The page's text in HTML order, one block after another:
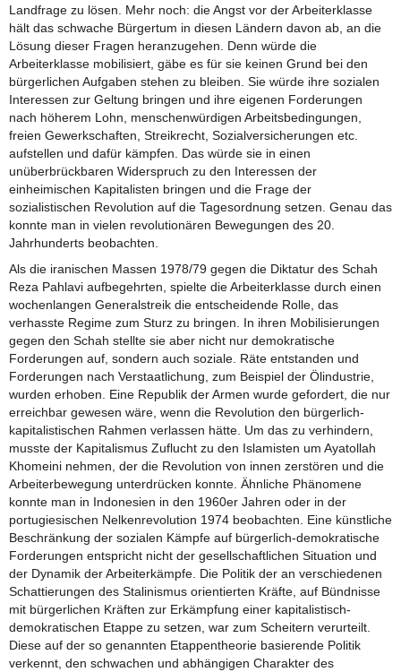
Landfrage zu lösen. Mehr noch: die Angst vor der Arbeiterklasse
hält das schwache Bürgertum in diesen Ländern davon ab, an die
Lösung dieser Fragen heranzugehen. Denn würde die
Arbeiterklasse mobilisiert, gäbe es für sie keinen Grund bei den
bürgerlichen Aufgaben stehen zu bleiben. Sie würde ihre sozialen
Interessen zur Geltung bringen und ihre eigenen Forderungen
nach höherem Lohn, menschenwürdigen Arbeitsbedingungen,
freien Gewerkschaften, Streikrecht, Sozialversicherungen etc.
aufstellen und dafür kämpfen. Das würde sie in einen
unüberbrückbaren Widerspruch zu den Interessen der
einheimischen Kapitalisten bringen und die Frage der
sozialistischen Revolution auf die Tagesordnung setzen. Genau das
konnte man in vielen revolutionären Bewegungen des 20.
Jahrhunderts beobachten.
Als die iranischen Massen 1978/79 gegen die Diktatur des Schah
Reza Pahlavi aufbegehrten, spielte die Arbeiterklasse durch einen
wochenlangen Generalstreik die entscheidende Rolle, das
verhasste Regime zum Sturz zu bringen. In ihren Mobilisierungen
gegen den Schah stellte sie aber nicht nur demokratische
Forderungen auf, sondern auch soziale. Räte entstanden und
Forderungen nach Verstaatlichung, zum Beispiel der Ölindustrie,
wurden erhoben. Eine Republik der Armen wurde gefordert, die nur
erreichbar gewesen wäre, wenn die Revolution den bürgerlich-
kapitalistischen Rahmen verlassen hätte. Um das zu verhindern,
musste der Kapitalismus Zuflucht zu den Islamisten um Ayatollah
Khomeini nehmen, der die Revolution von innen zerstören und die
Arbeiterbewegung unterdrücken konnte. Ähnliche Phänomene
konnte man in Indonesien in den 1960er Jahren oder in der
portugiesischen Nelkenrevolution 1974 beobachten. Eine künstliche
Beschränkung der sozialen Kämpfe auf bürgerlich-demokratische
Forderungen entspricht nicht der gesellschaftlichen Situation und
der Dynamik der Arbeiterkämpfe. Die Politik der an verschiedenen
Schattierungen des Stalinismus orientierten Kräfte, auf Bündnisse
mit bürgerlichen Kräften zur Erkämpfung einer kapitalistisch-
demokratischen Etappe zu setzen, war zum Scheitern verurteilt.
Diese auf der so genannten Etappentheorie basierende Politik
verkennt, den schwachen und abhängigen Charakter des